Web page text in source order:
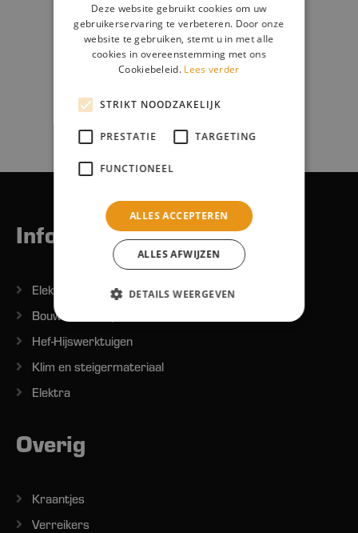
Informatie
Elektrisch handgereedschap
Bouwmachines/Grondverzet
Hef-Hijswerktuigen
Klim en steigermateriaal
Elektra
Overig
Kraantjes
Verreikers
Deze website gebruikt cookies om uw
gebruikerservaring te verbeteren. Door onze
website te gebruiken, stemt u in met alle
cookies in overeenstemming met ons
Cookiebeleid. Lees verder
STRIKT NOODZAKELIJK
PRESTATIE TARGETING
FUNCTIONEEL
ALLES ACCEPTEREN
ALLES AFWIJZEN
DETAILS WEERGEVEN